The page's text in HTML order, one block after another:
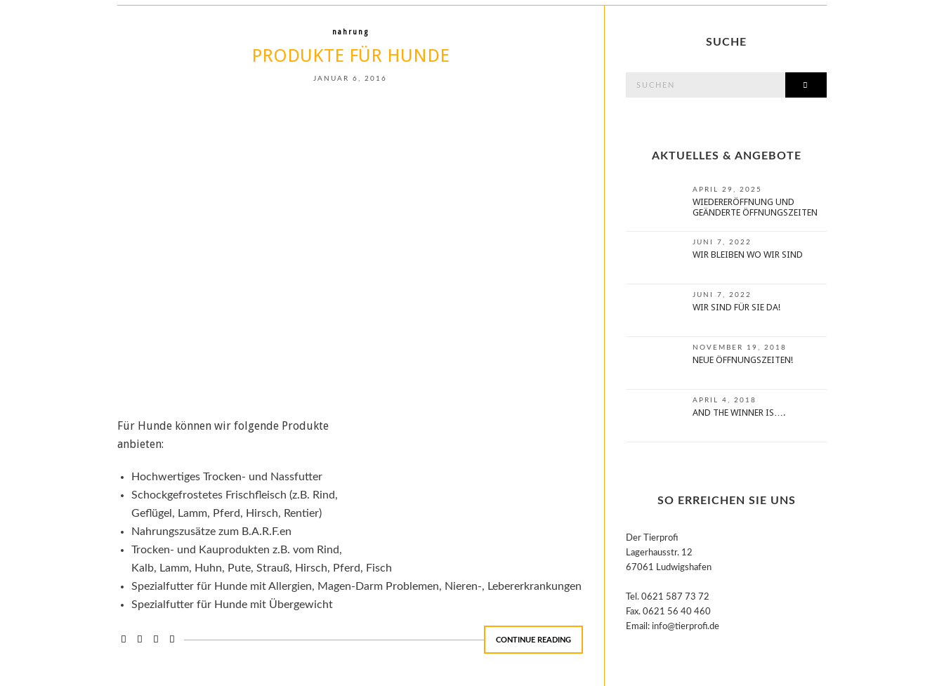
nahrung
PRODUKTE FÜR HUNDE
JANUAR 6, 2016
Für Hunde können wir folgende Produkte
anbieten:
Hochwertiges Trocken- und Nassfutter
Schockgefrostetes Frischfleisch (z.B. Rind,
Geflügel, Lamm, Pferd, Hirsch, Rentier)
Nahrungszusätze zum B.A.R.F.en
Trocken- und Kauprodukten z.B. vom Rind,
Kalb, Lamm, Huhn, Pute, Strauß, Hirsch, Pferd, Fisch
Spezialfutter für Hunde mit Allergien, Magen-Darm Problemen, Nieren-, Lebererkrankungen
Spezialfutter für Hunde mit Übergewicht
CONTINUE READING
SUCHE
AKTUELLES & ANGEBOTE
APRIL 29, 2025
WIEDERERÖFFNUNG UND
GEÄNDERTE ÖFFNUNGSZEITEN
JUNI 7, 2022
WIR BLEIBEN WO WIR SIND
JUNI 7, 2022
WIR SIND FÜR SIE DA!
NOVEMBER 19, 2018
NEUE ÖFFNUNGSZEITEN!
APRIL 4, 2018
AND THE WINNER IS….
SO ERREICHEN SIE UNS
Der Tierprofi
Lagerhausstr. 12
67061 Ludwigshafen
Tel. 0621 587 73 72
Fax. 0621 56 40 460
Email: info@tierprofi.de